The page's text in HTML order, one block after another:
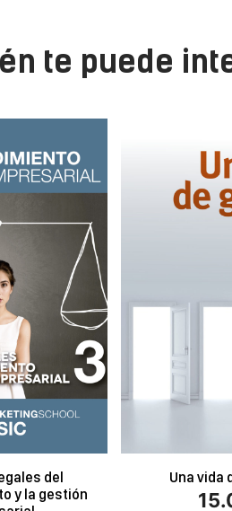
te puede
del
y la gestión
Una vida